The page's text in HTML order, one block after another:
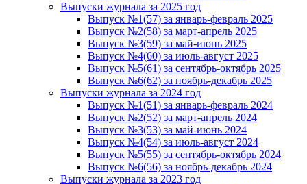
Выпуски журнала за 2025 год
Выпуск №1(57) за январь-февраль 2025
Выпуск №2(58) за март-апрель 2025
Выпуск №3(59) за май-июнь 2025
Выпуск №4(60) за июль-август 2025
Выпуск №5(61) за сентябрь-октябрь 2025
Выпуск №6(62) за ноябрь-декабрь 2025
Выпуски журнала за 2024 год
Выпуск №1(51) за январь-февраль 2024
Выпуск №2(52) за март-апрель 2024
Выпуск №3(53) за май-июнь 2024
Выпуск №4(54) за июль-август 2024
Выпуск №5(55) за сентябрь-октябрь 2024
Выпуск №6(56) за ноябрь-декабрь 2024
Выпуски журнала за 2023 год